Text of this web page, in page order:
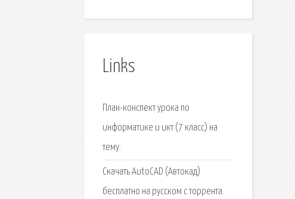
Links
План-конспект урока по
информатике и икт (7 класс) на
тему.
Скачать AutoCAD (Автокад)
бесплатно на русском с торрента.